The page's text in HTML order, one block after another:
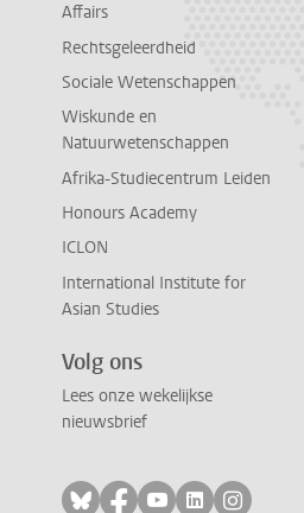
Affairs
Rechtsgeleerdheid
Sociale Wetenschappen
Wiskunde en
Natuurwetenschappen
Afrika-Studiecentrum Leiden
Honours Academy
ICLON
International Institute for
Asian Studies
Volg ons
Lees onze wekelijkse
nieuwsbrief
Volg ons op bluesky
Volg ons op
Volg ons op
Volg ons
Volg